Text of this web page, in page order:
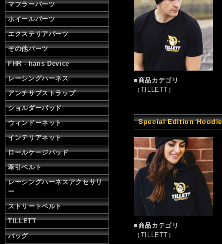
マフラーパーツ
ホイールパーツ
エクステリアパーツ
その他パーツ
FHR - hans Device
レーシングハーネス
アンチサブストラップ
ショルダーパッド
ウィンドーネット
インテリアネット
ロールケージパッド
牽引ベルト
レーシングハーネスアクセサリ
ー
ストリートベルト
TILLETT
バッグ
■商品カテゴリ
（TILLETT）
Special Edition
■商品カテゴリ
（TILLETT）